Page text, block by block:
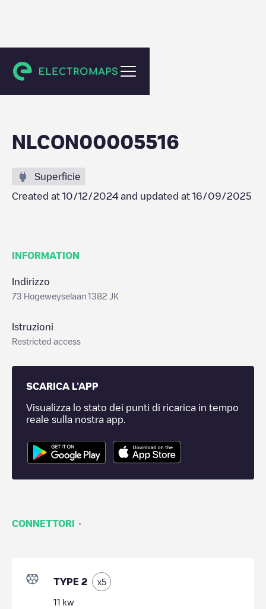
Weesp
NLCON00005516
Superficie
Created at 10/12/2024 and updated at 16/09/2025
INFORMATION
Indirizzo
73 Hogeweyselaan 1382 JK
Istruzioni
Restricted access
SCARICA L'APP
Visualizza lo stato dei punti di ricarica in tempo
reale sulla nostra app.
CONNETTORI ·
TYPE 2 x5
11 kw